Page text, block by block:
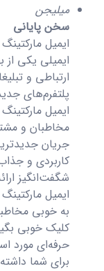
میلیجن
سخن پایانی
ایمیل
ایمیلی یکی از
ارتباطی و
پلتفرم‌های
ایمیل
مخاطبان و
جریان
کاربردی و
شگفت‌انگیز
ایمیل
به خوبی
کلیک خوبی
حرفه‌ای مورد
برای شما